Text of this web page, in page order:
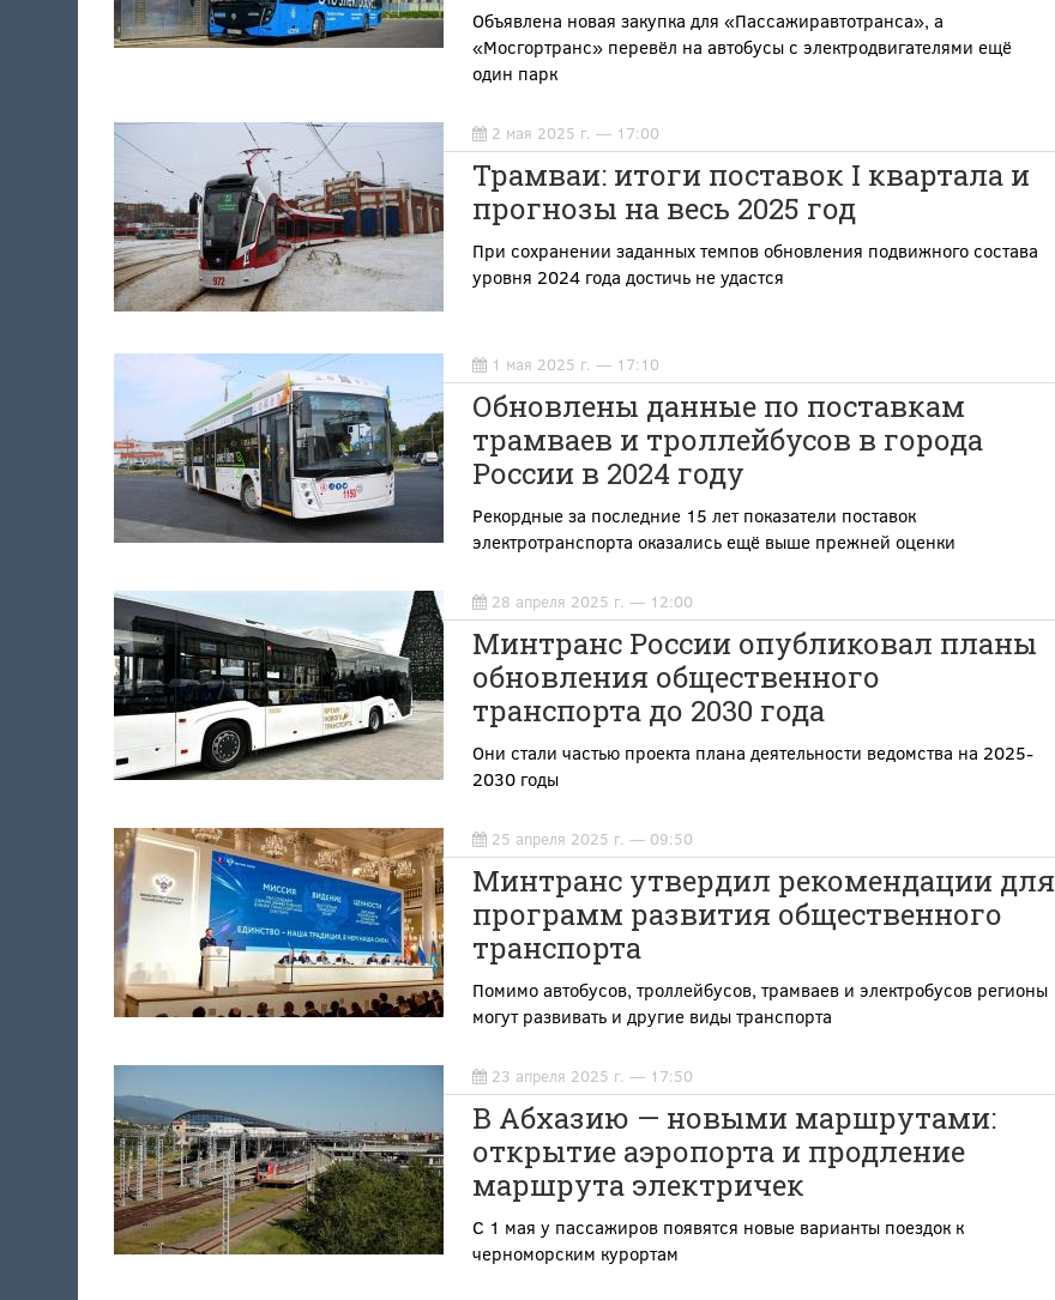
Объявлена новая закупка для «Пассажиравтотранса», а
«Мосгортранс» перевёл на автобусы с электродвигателями ещё
один парк
2 мая 2025 г. — 17:00
Трамваи: итоги поставок I квартала и
прогнозы на весь 2025 год
При сохранении заданных темпов обновления подвижного состава
уровня 2024 года достичь не удастся
1 мая 2025 г. — 17:10
Обновлены данные по поставкам
трамваев и троллейбусов в города
России в 2024 году
Рекордные за последние 15 лет показатели поставок
электротранспорта оказались ещё выше прежней оценки
28 апреля 2025 г. — 12:00
Минтранс России опубликовал планы
обновления общественного
транспорта до 2030 года
Они стали частью проекта плана деятельности ведомства на 2025-
2030 годы
25 апреля 2025 г. — 09:50
Минтранс утвердил рекомендации для
программ развития общественного
транспорта
Помимо автобусов, троллейбусов, трамваев и электробусов регионы
могут развивать и другие виды транспорта
23 апреля 2025 г. — 17:50
В Абхазию — новыми маршрутами:
открытие аэропорта и продление
маршрута электричек
С 1 мая у пассажиров появятся новые варианты поездок к
черноморским курортам